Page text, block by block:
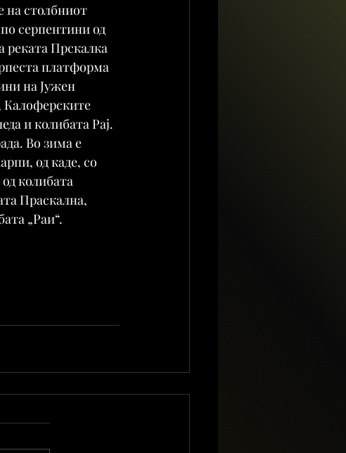
на столбниот
серпентини од
реката Прскалка
платформа
на Јужен
Калоферските
и колибата Рај.
Во зима е
од каде, со
колибата
Праскална,
„Раи“.